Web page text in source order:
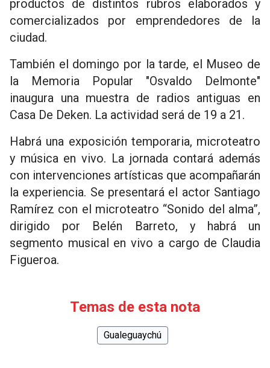
productos de distintos rubros elaborados y
comercializados por emprendedores de la
ciudad.
También el domingo por la tarde, el Museo de
la Memoria Popular "Osvaldo Delmonte"
inaugura una muestra de radios antiguas en
Casa De Deken. La actividad será de 19 a 21.
Habrá una exposición temporaria, microteatro
y música en vivo. La jornada contará además
con intervenciones artísticas que acompañarán
la experiencia. Se presentará el actor Santiago
Ramírez con el microteatro “Sonido del alma”,
dirigido por Belén Barreto, y habrá un
segmento musical en vivo a cargo de Claudia
Figueroa.
Temas de esta nota
Gualeguaychú